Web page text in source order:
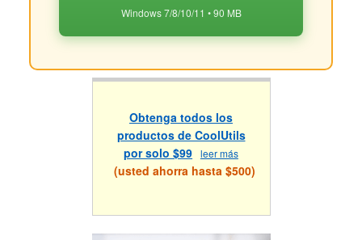
Windows 7/8/10/11 • 90 MB
Obtenga todos los
productos de CoolUtils
por solo $99 leer más
(usted ahorra hasta $500)